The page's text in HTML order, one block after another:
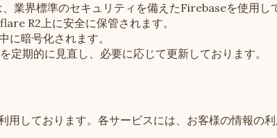
業界標準のセキュリティを備えたFirebaseを使用し
R2上に安全に保管されます。
暗号化されます。
期的に見直し、必要に応じて更新しております。
しております。各サービスには、お客様の情報の